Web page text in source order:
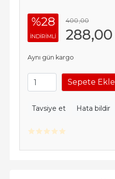
%28
INDIRIMLI
400,00
288,00
Aynı gün kargo
Sepete Ekle
Tavsiye et Hata bildir